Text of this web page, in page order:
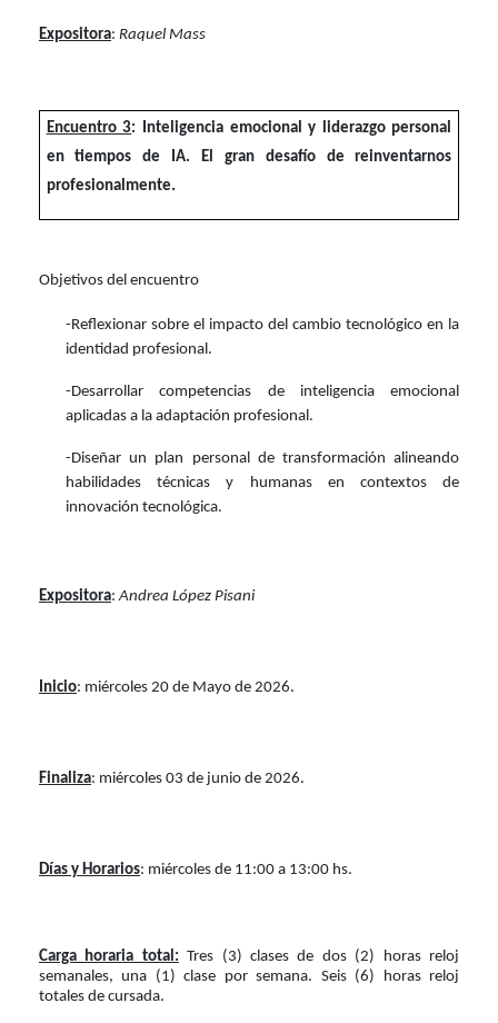
Expositora: Raquel Mass
Encuentro 3: Inteligencia emocional y liderazgo personal
en tiempos de IA. El gran desafío de reinventarnos
profesionalmente.
Objetivos del encuentro
-Reflexionar sobre el impacto del cambio tecnológico en la
identidad profesional.
-Desarrollar competencias de inteligencia emocional
aplicadas a la adaptación profesional.
-Diseñar un plan personal de transformación alineando
habilidades técnicas y humanas en contextos de
innovación tecnológica.
Expositora:Andrea López Pisani
Inicio: miércoles 20 de Mayo de 2026.
Finaliza: miércoles 03 de junio de 2026.
Días y Horarios: miércoles de 11:00 a 13:00 hs.
Carga horaria total: Tres (3) clases de dos (2) horas reloj
semanales, una (1) clase por semana. Seis (6) horas reloj
totales de cursada.